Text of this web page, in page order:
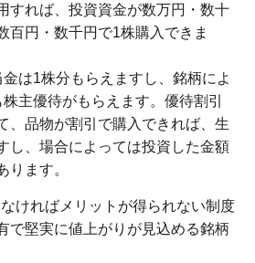
すれば、投資資金が数万円・数十
百円・数千円で1株購入できま
は1株分もらえますし、銘柄によ
主優待がもらえます。優待割引
、品物が割引で購入できれば、生
し、場合によっては投資した金額
ります。
ければメリットが得られない制度
で堅実に値上がりが見込める銘柄